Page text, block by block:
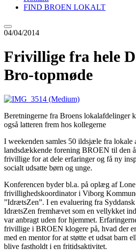
FIND BROEN LOKALT
04/04/2014
Frivillige fra hele
Bro-topmøde
Beretningerne fra Broens lokalafdelinger
også latteren frem hos kollegerne
I weekenden samles 50 ildsjæle fra lokale
landsdækkende forening BROEN til den
frivillige for at dele erfaringer og få ny
socialt udsatte børn og unge.
Konferencen byder bl.a. på oplæg af Lone
frivillighedskoordinator i Viborg
”IdrætsZen”. I en evaluering fra
IdrætsZen fremhævet som en vellykket
var anbragt uden for hjemmet.
frivillige i BROEN klogere på, hvad der
med en mentor for at støtte et udsat barn
blive fastholdt i en fritidsaktivitet.